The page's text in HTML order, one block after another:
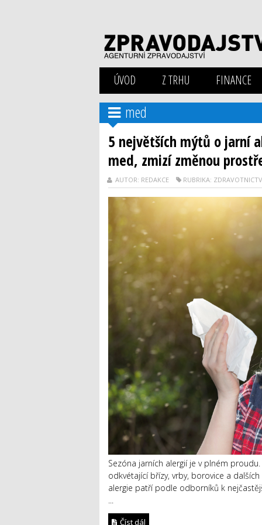
ÚVOD Z TRHU FINANCE
med
5 největších mýtů o jarní
med, zmizí změnou
AUTOR: REDAKCE RUBRIKA:
Sezóna jarních alergií je v plném
odkvétající břízy, vrby, borovice a
alergie patří podle odborníků k
...
Číst dál